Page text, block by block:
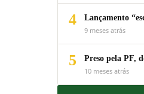
4
Lançamento
9 meses atrás
5
Preso pela PF,
10 meses atrás